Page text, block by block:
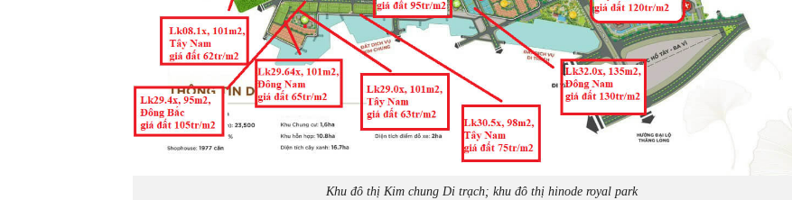
Khu đô thị Kim chung Di trạch; khu đô thị hinode royal park